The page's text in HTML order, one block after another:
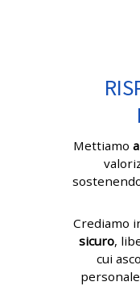
Mettiamo
Crediamo
sicuro,
cui